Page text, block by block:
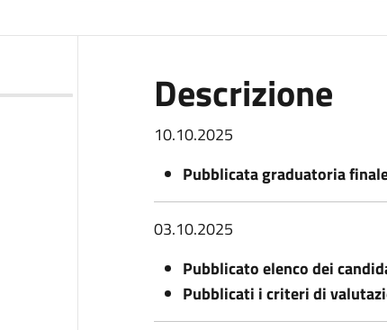
Descrizione
10.10.2025
Pubblicata graduatoria
03.10.2025
Pubblicato elenco dei
Pubblicati i criteri di